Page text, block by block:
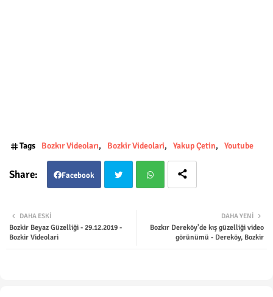
Tags Bozkır Videoları Bozkir Videolari Yakup Çetin Youtube
Facebook
ter tsap
DAHA YENI
Bozkır Dereköy'de kış güzelliği video
görünümü - Dereköy, Bozkir
DAHA ESKI
Bozkir Beyaz Güzelliği - 29.12.2019 -
Bozkir Videolari